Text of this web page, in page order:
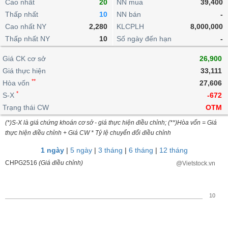
Giao
dịch
nội
bộ
Niên
giám
Tài
liệu
cổ
đông
Định
giá
Nước
ngoài
Tự
doanh
Top
cổ
phiếu
Bản
giao
dịch
Chứng
quyền
Tổng
quan
Thống
kê
dịch
Định
Thống
kê
giao
dịch
Tin
tức
tích
kỹ
thuật
Bảng
giá
Bộ
lọc
cổ
phiếu
sánh
mô
lai
Chứng
quyền
Trái
phiếu
doanh
nghiệp
Đào
Dịch
vụ
Cao nhất
20
Thấp nhất
10
Cao nhất NY
2,280
Thấp nhất NY
10
NN mua
39,400
NN bán
-
KLCPLH
8,000,000
Số ngày đến hạn
-
Giá CK cơ sở
26,900
Giá thực hiện
33,111
Hòa vốn **
27,606
S-X *
-672
Trạng thái CW
OTM
(*)S-X là giá chứng khoán cơ sở - giá thực hiện điều chỉnh; (**)Hòa vốn = Giá
thực hiện điều chỉnh + Giá CW * Tỷ lệ chuyển đổi điều chỉnh
1 ngày| 5 ngày| 3 tháng | 6 tháng | 12 tháng
CHPG2516 (Giá điều chỉnh) @Vietstock.vn
10
BẤT
ĐỘNG
SẢN
TÀI
CHÍNH
HÀNG
HÓA